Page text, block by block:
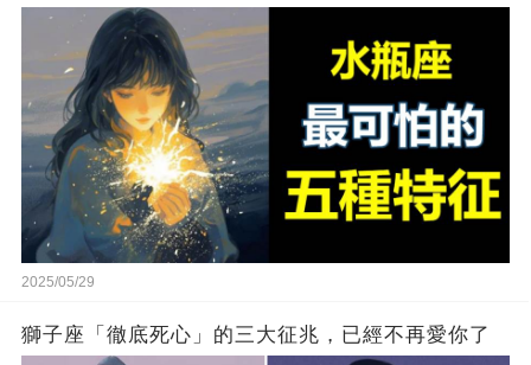
2025/05/29
獅子座「徹底死心」的三大征兆，已經不再愛你了